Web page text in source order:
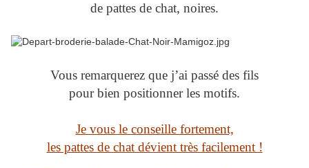
de pattes de chat, noires.
Vous remarquerez que j’ai passé des fils
pour bien positionner les motifs.
Je vous le conseille fortement,
les pattes de chat dévient très facilement !